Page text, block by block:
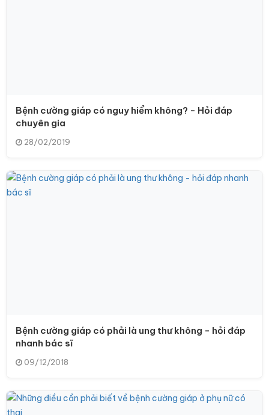
Bệnh cường giáp có nguy hiểm không? - Hỏi đáp
chuyên gia
28/02/2019
Bệnh cường giáp có phải là ung thư không - hỏi đáp
nhanh bác sĩ
09/12/2018